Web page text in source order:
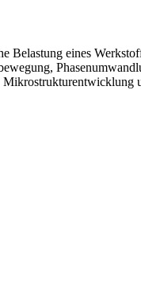
Belastung eines